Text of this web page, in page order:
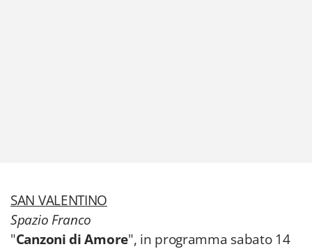
SAN VALENTINO
Spazio Franco
"Canzoni di Amore", in programma sabato 14